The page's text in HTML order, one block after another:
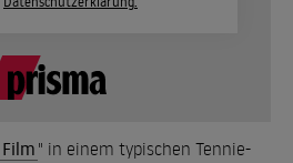
" in einem typischen Tennie-